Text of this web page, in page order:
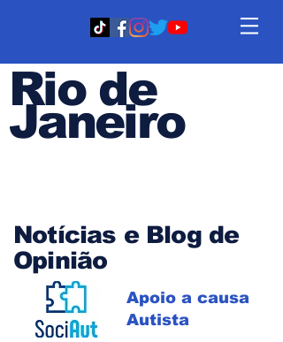
Rio de
Janeiro
Notícias e Blog de
Opinião
Apoio a causa
Autista